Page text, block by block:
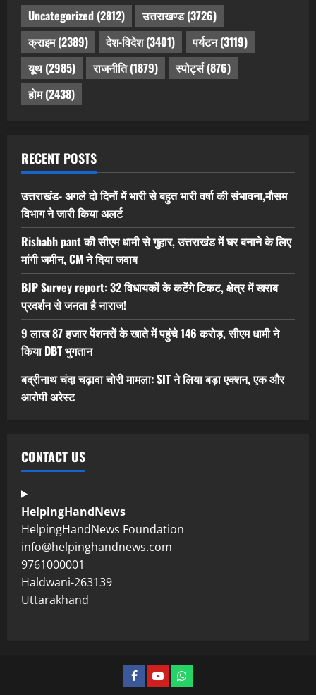
Uncategorized (2812) उत्तराखण्ड(3726)
क्राइम(2389) देश-विदेश(3401) पर्यटन(3119)
यूथ(2985) राजनीति(1879) स्पोर्ट्स(876)
होम(2438)
RECENT POSTS
उत्तराखंड- अगले दो दिनों में भारी से बहुत भारी वर्षा की संभावना,मौसम
विभाग ने जारी किया अलर्ट
Rishabh pant की सीएम धामी से गुहार, उत्तराखंड में घर बनाने के लिए
मांगी जमीन, CM ने दिया जवाब
BJP Survey report: 32 विधायकों के कटेंगे टिकट, क्षेत्र में खराब
प्रदर्शन से जनता है नाराज!
9 लाख 87 हजार पेंशनरों के खाते में पहुंचे 146 करोड़, सीएम धामी ने
किया DBT भुगतान
बद्रीनाथ चंदा चढ़ावा चोरी मामला: SIT ने लिया बड़ा एक्शन, एक और
आरोपी अरेस्ट
CONTACT US
HelpingHandNews
HelpingHandNews Foundation
info@helpinghandnews.com
9761000001
Haldwani-263139
Uttarakhand